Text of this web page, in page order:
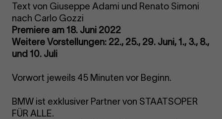
Text von Giuseppe Adami und Renato Simoni
nach Carlo Gozzi
Premiere am 18. Juni 2022
Weitere Vorstellungen: 22., 25., 29. Juni, 1., 3., 8.,
und 10. Juli
Vorwort jeweils 45 Minuten vor Beginn.
BMW ist exklusiver Partner von STAATSOPER
FÜR ALLE.